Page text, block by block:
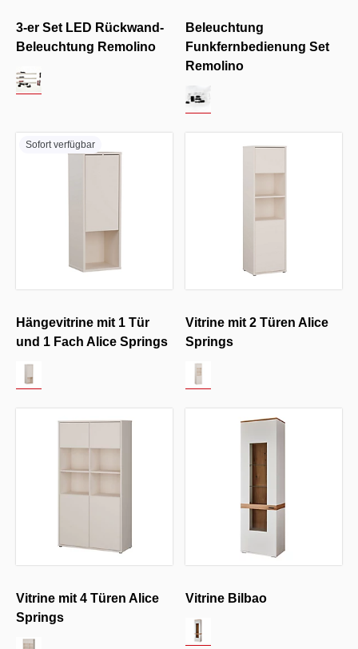
3-er Set LED Rückwand-
Beleuchtung Remolino
Beleuchtung
Funkfernbedienung Set
Remolino
Sofort verfügbar
Hängevitrine mit 1 Tür
und 1 Fach Alice Springs
Vitrine mit 2 Türen Alice
Springs
Vitrine mit 4 Türen Alice
Springs
Vitrine Bilbao